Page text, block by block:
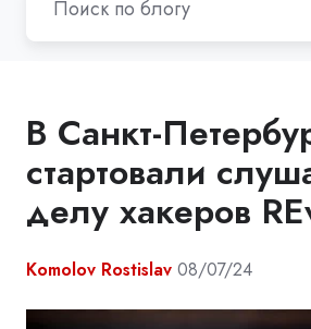
В Санкт-
стартовали
делу хакеров
Komolov Rostislav 08/07/24